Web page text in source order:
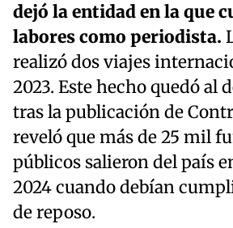
dejó la entidad en la que
labores como periodista.
realizó dos viajes
2023. Este hecho quedó al
tras la publicación de
reveló que más de 25 mil
públicos salieron del país
2024 cuando debían
de reposo.